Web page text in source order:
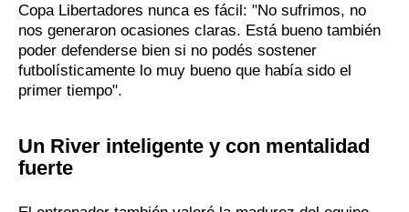
Copa Libertadores nunca es fácil: "No sufrimos, no
nos generaron ocasiones claras. Está bueno también
poder defenderse bien si no podés sostener
futbolísticamente lo muy bueno que había sido el
primer tiempo".
Un River inteligente y con mentalidad
fuerte